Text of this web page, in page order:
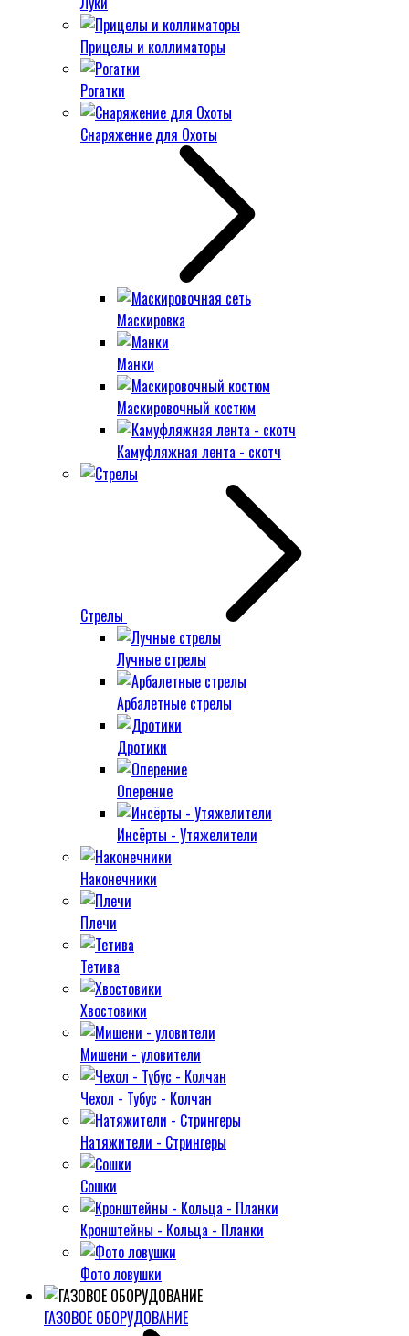
Прицелы и коллиматоры
Рогатки
Снаряжение для Охоты
Маскировка
Манки
Маскировочный костюм
Камуфляжная лента - скотч
Стрелы
Лучные стрелы
Арбалетные стрелы
Дротики
Оперение
Инсёрты - Утяжелители
Наконечники
Плечи
Тетива
Хвостовики
Мишени - уловители
Чехол - Тубус - Колчан
Натяжители - Стрингеры
Сошки
Кронштейны - Кольца - Планки
Фото ловушки
ГАЗОВОЕ ОБОРУДОВАНИЕ